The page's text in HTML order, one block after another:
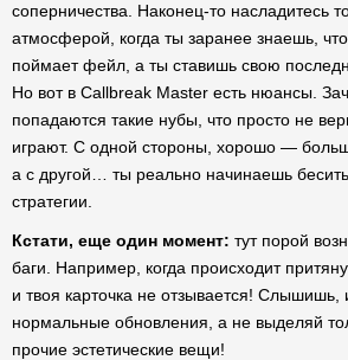
соперничества. Наконец-то насладитесь
атмосферой, когда ты заранее знаешь,
поймает фейл, а ты ставишь свою
Но вот в Callbreak Master есть нюансы.
попадаются такие нубы, что просто не
играют. С одной стороны, хорошо —
а с другой… ты реально начинаешь
стратегии.
Кстати, еще один момент: тут порой
баги. Например, когда происходит
и твоя карточка не отзывается! Слышишь,
нормальные обновления, а не выделяй
прочие эстетические вещи!